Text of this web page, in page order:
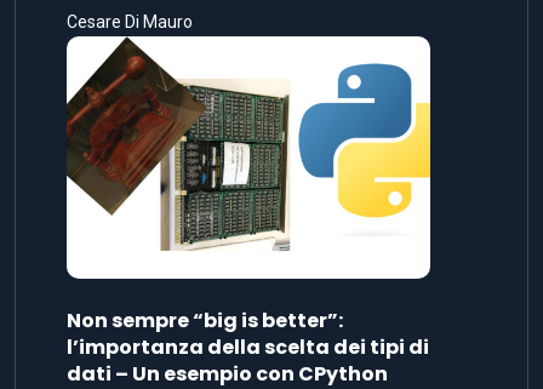
Cesare Di Mauro
Non sempre “big is better”:
l’importanza della scelta dei tipi di
dati – Un esempio con CPython